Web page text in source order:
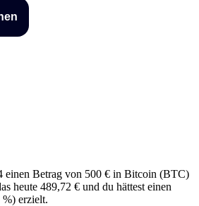
einen Betrag von 500 € in Bitcoin (BTC)
heute 489,72 € und du hättest einen
%) erzielt.